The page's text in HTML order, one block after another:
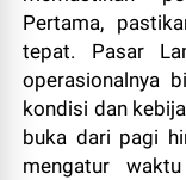
Pertama,
tepat. Pasar
operasionalnya
kondisi dan
buka dari pagi
mengatur